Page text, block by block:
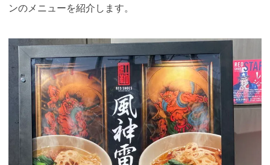
ンのメニューを紹介します。